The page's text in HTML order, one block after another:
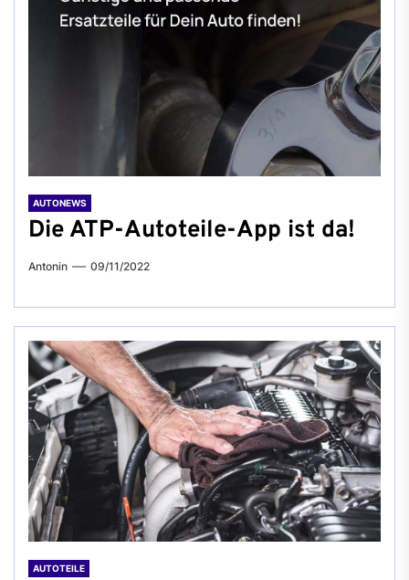
AUTONEWS
Die ATP-Autoteile-App ist da!
Antonin 09/11/2022
AUTOTEILE